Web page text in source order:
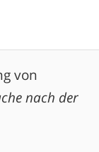
von
nach der